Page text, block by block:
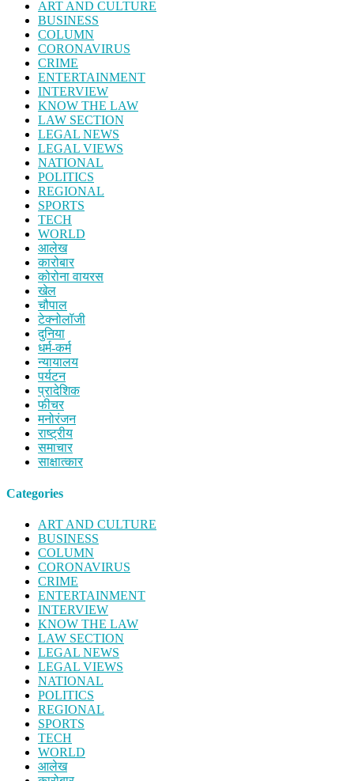
ART AND CULTURE
BUSINESS
COLUMN
CORONAVIRUS
CRIME
ENTERTAINMENT
INTERVIEW
KNOW THE LAW
LAW SECTION
LEGAL NEWS
LEGAL VIEWS
NATIONAL
POLITICS
REGIONAL
SPORTS
TECH
WORLD
आलेख
कारोबार
कोरोना वायरस
खेल
चौपाल
टेक्नोलॉजी
दुनिया
धर्म-कर्म
न्यायालय
पर्यटन
प्रादेशिक
फीचर
मनोरंजन
राष्ट्रीय
समाचार
साक्षात्कार
Categories
ART AND CULTURE
BUSINESS
COLUMN
CORONAVIRUS
CRIME
ENTERTAINMENT
INTERVIEW
KNOW THE LAW
LAW SECTION
LEGAL NEWS
LEGAL VIEWS
NATIONAL
POLITICS
REGIONAL
SPORTS
TECH
WORLD
आलेख